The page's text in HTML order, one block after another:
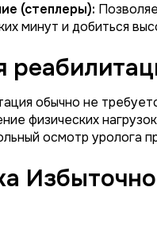
(степлеры):
минут и добиться
обычно не
физических
осмотр уролога